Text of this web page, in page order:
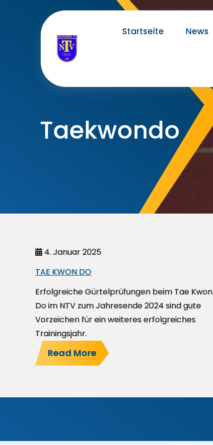
Startseite News
Taekwondo
4. Januar 2025
TAE KWON DO
Erfolgreiche Gürtelprüfungen beim Tae Kwon
Do im NTV zum Jahresende 2024 sind gute
Vorzeichen für ein weiteres erfolgreiches
Trainingsjahr.
Read More